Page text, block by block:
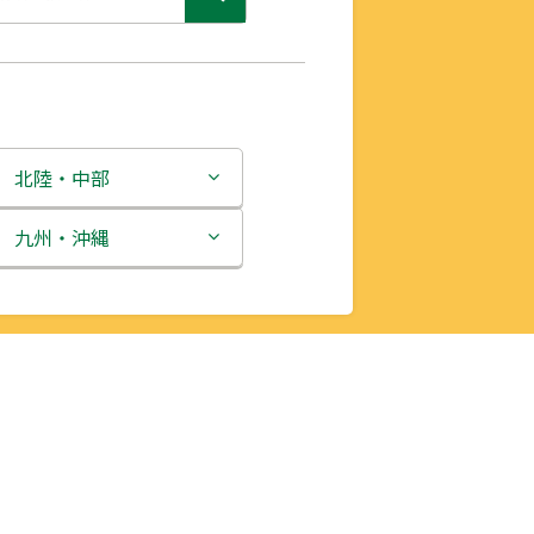
北陸・中部
新潟県
九州・沖縄